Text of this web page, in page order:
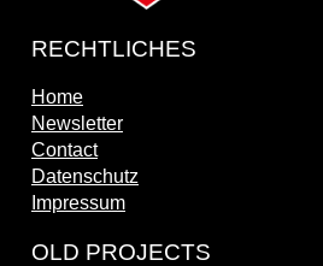
RECHTLICHES
Home
Newsletter
Contact
Datenschutz
Impressum
OLD PROJECTS